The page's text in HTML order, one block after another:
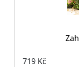
719 Kč